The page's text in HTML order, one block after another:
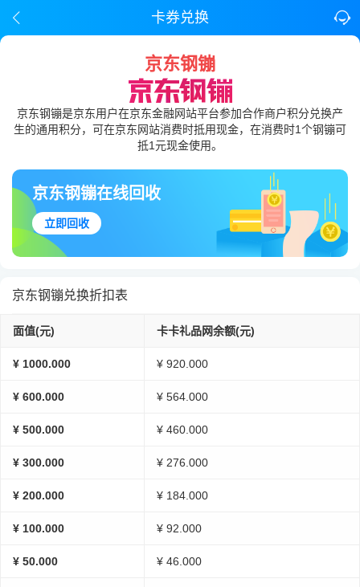
卡券兑换
京东钢镚
京东钢镚是京东用户在京东金融网站平台参加合作商户积分兑换产
生的通用积分，可在京东网站消费时抵用现金，在消费时1个钢镚可
抵1元现金使用。
京东钢镚在线回收
立即回收
京东钢镚兑换折扣表
面值(元) 卡卡礼品网余额(元)
¥ 1000.000 ¥ 920.000
¥ 600.000 ¥ 564.000
¥ 500.000 ¥ 460.000
¥ 300.000 ¥ 276.000
¥ 200.000 ¥ 184.000
¥ 100.000 ¥ 92.000
¥ 50.000 ¥ 46.000